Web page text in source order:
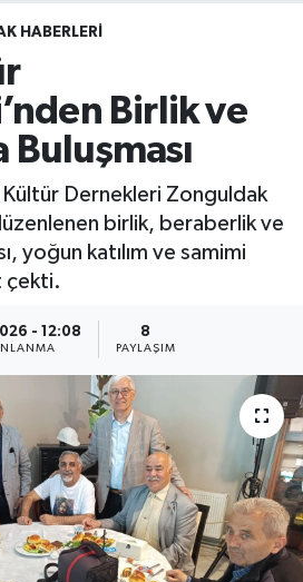
HABERLERI
Birlik ve
Buluşması
Dernekleri Zonguldak
birlik, beraberlik ve
yoğun katılım ve samimi
çekti.
- 12:08 8
PAYLAŞIM